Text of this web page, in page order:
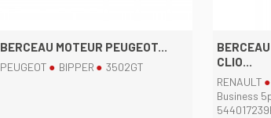
BERCEAU MOTEUR PEUGEOT...
PEUGEOT BIPPER 3502GT
CLIO...
RENAULT
Business